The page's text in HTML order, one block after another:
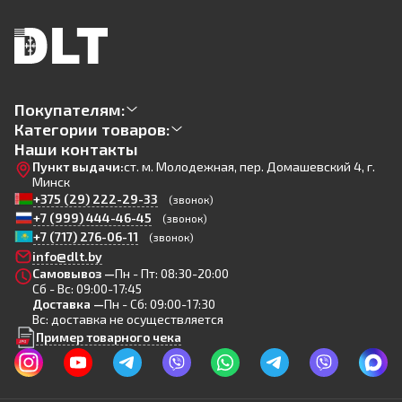
Покупателям:
Категории товаров:
Наши контакты
Пункт выдачи:ст. м. Молодежная, пер. Домашевский 4, г.
Минск
+375 (29) 222-29-33
(звонок)
+7 (999) 444-46-45 (звонок)
+7 (717) 276-06-11 (звонок)
info@dlt.by
Самовывоз —Пн - Пт: 08:30-20:00
Сб - Вс: 09:00-17:45
Доставка —Пн - Сб: 09:00-17:30
Вс: доставка не осуществляется
Пример товарного чека